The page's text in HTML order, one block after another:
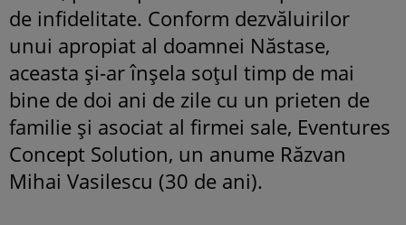
de infidelitate. Conform dezvăluirilor
unui apropiat al doamnei Năstase,
aceasta şi-ar înşela soţul timp de mai
bine de doi ani de zile cu un prieten de
familie şi asociat al firmei sale, Eventures
Concept Solution, un anume Răzvan
Mihai Vasilescu (30 de ani).